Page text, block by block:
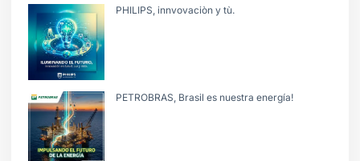
PHILIPS, innvovaciòn y tù.
PETROBRAS, Brasil es nuestra energía!